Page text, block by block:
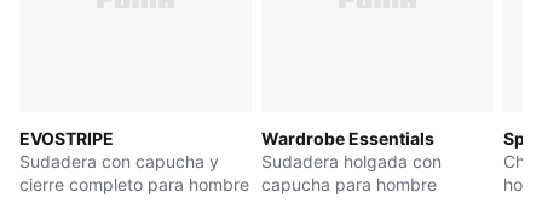
EVOSTRIPE
Sudadera con capucha y
cierre completo para hombre
Wardrobe Essentials
Sudadera holgada con
capucha para hombre